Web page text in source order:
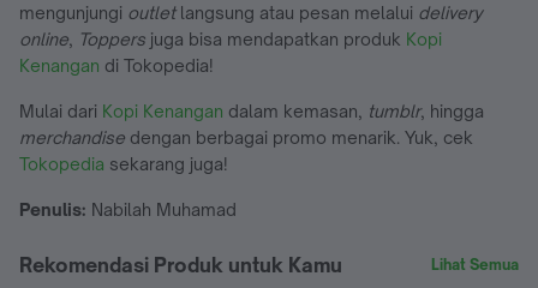
mengunjungi outletlangsung atau pesan melalui delivery
online, Toppers juga bisa mendapatkan produk Kopi
Kenangan di Tokopedia!
Mulai dari Kopi Kenangan dalam kemasan, tumblr, hingga
merchandise dengan berbagai promo menarik. Yuk, cek
Tokopedia sekarang juga!
Penulis: Nabilah Muhamad
Rekomendasi Produk untuk Kamu Lihat Semua